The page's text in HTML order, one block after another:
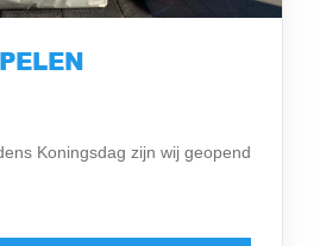
Koningsdag zijn wij geopend